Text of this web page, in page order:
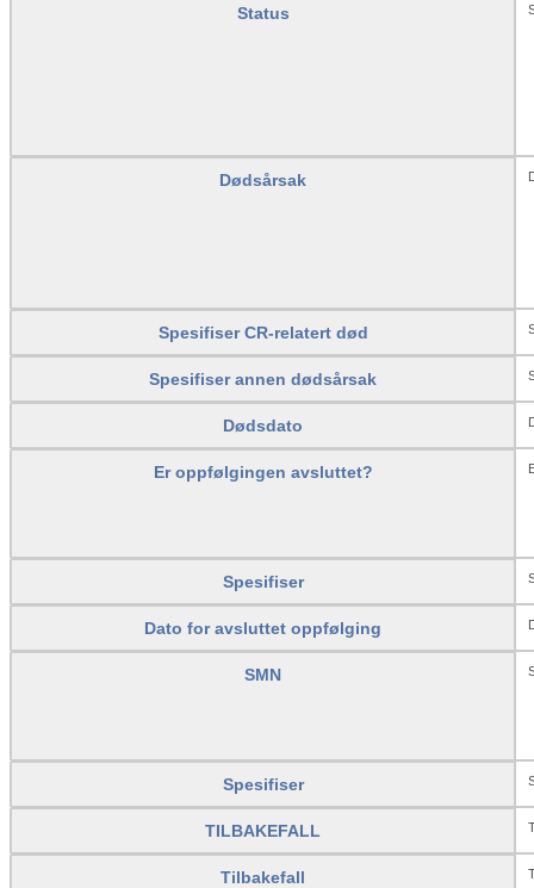
Status
Dødsårsak
Spesifiser CR-relatert død
Spesifiser annen dødsårsak
Dødsdato
Er oppfølgingen avsluttet?
Spesifiser
Dato for avsluttet oppfølging
SMN
Spesifiser
TILBAKEFALL
Tilbakefall